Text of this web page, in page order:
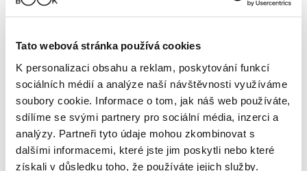
Tato webová stránka používá cookies
K personalizaci obsahu a reklam, poskytování funkcí
sociálních médií a analýze naší návštěvnosti využíváme
soubory cookie. Informace o tom, jak náš web používáte,
sdílíme se svými partnery pro sociální média, inzerci a
analýzy. Partneři tyto údaje mohou zkombinovat s
dalšími informacemi, které jste jim poskytli nebo které
získali v důsledku toho, že používáte jejich služby.
Se slevovým kódemSLEVA od233 Kč
Běžná cena od
389 Kč
Vyberte
-15%